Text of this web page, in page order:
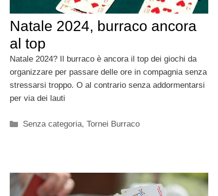
Natale 2024, burraco ancora
al top
Natale 2024? Il burraco è ancora il top dei giochi da
organizzare per passare delle ore in compagnia senza
stressarsi troppo. O al contrario senza addormentarsi
per via dei lauti
Categorie
Senza categoria,Tornei Burraco